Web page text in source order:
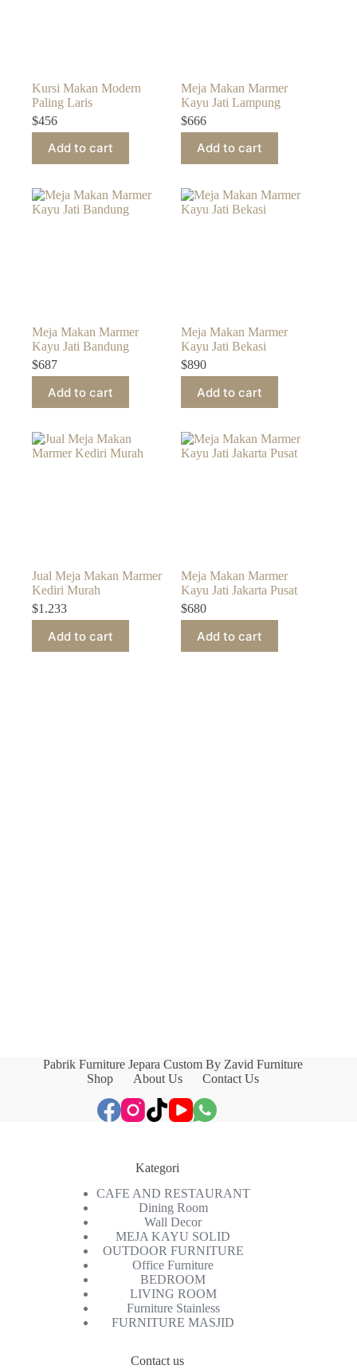
Kursi Makan Modern
Paling Laris
$456
Add to cart
Meja Makan Marmer
Kayu Jati Lampung
$666
Add to cart
Meja Makan Marmer
Kayu Jati Bandung
$687
Add to cart
Meja Makan Marmer
Kayu Jati Bekasi
$890
Add to cart
Jual Meja Makan Marmer
Kediri Murah
$1.233
Add to cart
Meja Makan Marmer
Kayu Jati Jakarta Pusat
$680
Add to cart
Pabrik Furniture Jepara Custom By Zavid Furniture
Shop
About Us Contact Us
Kategori
CAFE AND RESTAURANT
Dining Room
Wall Decor
MEJA KAYU SOLID
OUTDOOR FURNITURE
Office Furniture
BEDROOM
LIVING ROOM
Furniture Stainless
FURNITURE MASJID
Contact us